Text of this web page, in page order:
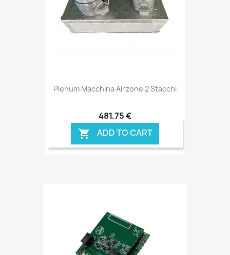
Plenum Macchina Airzone 2 Stacchi
481,75 €
 ADD TO CART